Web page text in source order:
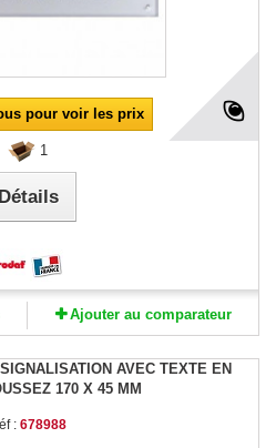
pour voir les prix
1
Détails
Ajouter au comparateur
AVEC TEXTE EN
170 X 45 MM
: 678988